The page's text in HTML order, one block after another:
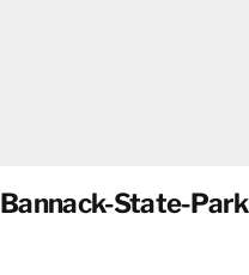
Bannack-State-Park